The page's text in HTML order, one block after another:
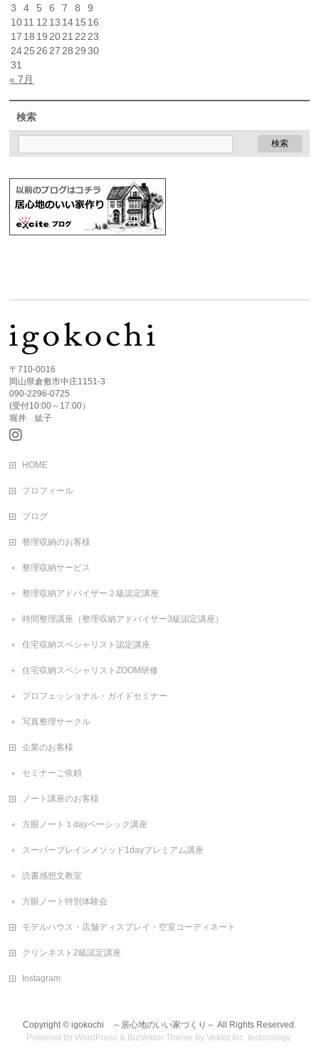
3
4 5 6 7 8
9
1011 12 13 1415 16
17 18 19 2021 22 23
2425 26 27 28 29 30
31
« 7月
検索
〒710-0016
岡山県倉敷市中庄1151-3
090-2296-0725
(受付10:00～17:00）
堀井 紘子
HOME
プロフィール
ブログ
整理収納のお客様
整理収納サービス
整理収納アドバイザー２級認定講座
時間整理講座（整理収納アドバイザー3級認定講座）
住宅収納スペシャリスト認定講座
住宅収納スペシャリストZOOM研修
プロフェッショナル・ガイドセミナー
写真整理サークル
企業のお客様
セミナーご依頼
ノート講座のお客様
方眼ノート１dayベーシック講座
スーパーブレインメソッド1dayプレミアム講座
読書感想文教室
方眼ノート特別体験会
モデルハウス・店舗ディスプレイ・空室コーディネート
クリンネスト2級認定講座
Instagram
Copyright © igokochi ～居心地のいい家づくり～ All Rights Reserved.
Powered byWordPress & BizVektor Theme byVektor,Inc. technology.